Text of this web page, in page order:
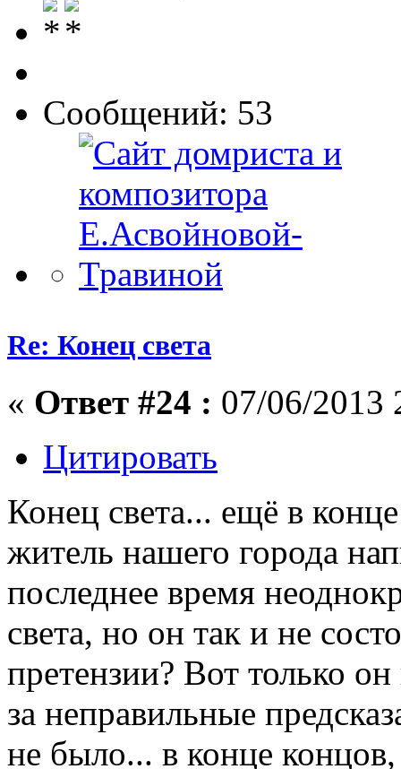
Сообщений: 53
Re: Конец света
« Ответ #24 : 07/06/2013
Цитировать
Конец света... ещё в
житель нашего города
последнее время
света, но он так и не
претензии? Вот только
за неправильные
не было... в конце